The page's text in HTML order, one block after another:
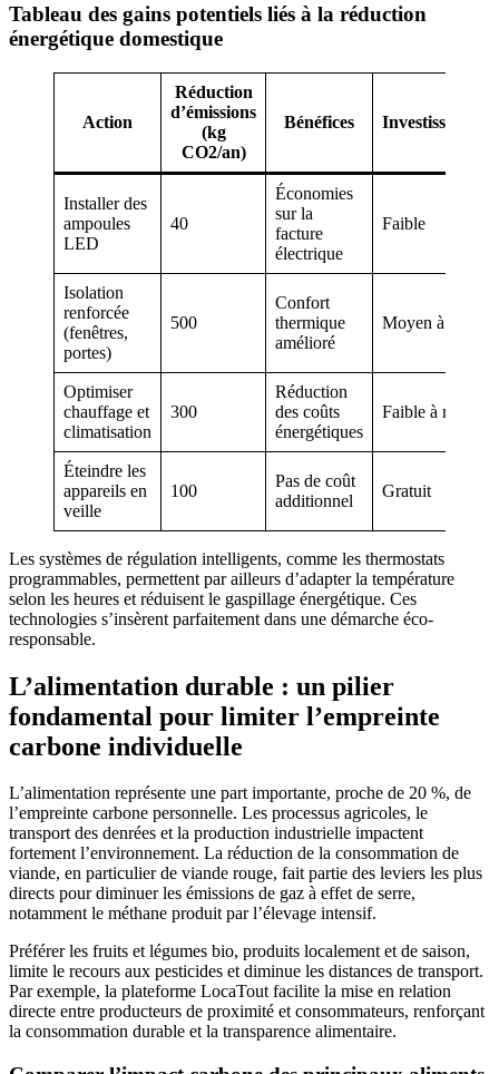
Tableau des gains potentiels liés à la réduction
énergétique domestique
Action
Réduction
d’émissions
(kg
CO2/an)
Bénéfices Investissement
Installer des
ampoules
LED
40
Économies
sur la
facture
électrique
Faible
Isolation
renforcée
(fenêtres,
portes)
500
Confort
thermique
amélioré
Moyen à élevé
Optimiser
chauffage et
climatisation
300
Réduction
des coûts
énergétiques
Faible à moyen
Éteindre les
appareils en
veille
100
Pas de coût
additionnel
Gratuit
Les systèmes de régulation intelligents, comme les thermostats
programmables, permettent par ailleurs d’adapter la température
selon les heures et réduisent le gaspillage énergétique. Ces
technologies s’insèrent parfaitement dans une démarche éco-
responsable.
L’alimentation durable : un pilier
fondamental pour limiter l’empreinte
carbone individuelle
L’alimentation représente une part importante, proche de 20 %, de
l’empreinte carbone personnelle. Les processus agricoles, le
transport des denrées et la production industrielle impactent
fortement l’environnement. La réduction de la consommation de
viande, en particulier de viande rouge, fait partie des leviers les plus
directs pour diminuer les émissions de gaz à effet de serre,
notamment le méthane produit par l’élevage intensif.
Préférer les fruits et légumes bio, produits localement et de saison,
limite le recours aux pesticides et diminue les distances de transport.
Par exemple, la plateforme LocaTout facilite la mise en relation
directe entre producteurs de proximité et consommateurs, renforçant
la consommation durable et la transparence alimentaire.